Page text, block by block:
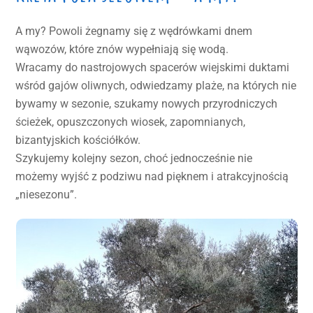
A my? Powoli żegnamy się z wędrówkami dnem
wąwozów, które znów wypełniają się wodą.
Wracamy do nastrojowych spacerów wiejskimi duktami
wśród gajów oliwnych, odwiedzamy plaże, na których nie
bywamy w sezonie, szukamy nowych przyrodniczych
ścieżek, opuszczonych wiosek, zapomnianych,
bizantyjskich kościółków.
Szykujemy kolejny sezon, choć jednocześnie nie
możemy wyjść z podziwu nad pięknem i atrakcyjnością
„niesezonu”.